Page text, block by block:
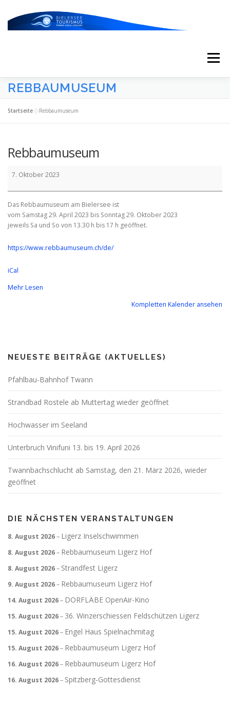
Menü
ESSEN/TRINKEN/SCHLAFEN
ÜBER UNS
REBBAUMUSEUM
Startseite »Rebbaumuseum
Rebbaumuseum
Rebbaumuseum
7. Oktober 2023
Das Rebbaumuseum am Bielersee ist
vom Samstag 29. April 2023 bis Sonntag 29. Oktober 2023
jeweils Sa und So von 13.30 h bis 17 h geöffnet.
https://www.rebbaumuseum.ch/de/
iCal
Mehr Lesen
Kompletten Kalender ansehen
NEUESTE BEITRÄGE (AKTUELLES)
Pfahlbau-Bahnhof Twann
Strandbad Rostele ab Muttertag wieder geöffnet
Hochwasser im Seeland
Unterbruch Vinifuni 13. bis 19. April 2026
Twannbachschlucht ab Samstag, den 21. März 2026, wieder
geöffnet
DIE NÄCHSTEN VERANSTALTUNGEN
8. August 2026– Ligerz Inselschwimmen
8. August 2026– Rebbaumuseum Ligerz Hof
8. August 2026– Strandfest Ligerz
9. August 2026– Rebbaumuseum Ligerz Hof
14. August 2026– DORFLÄBE OpenAir-Kino
15. August 2026– 36. Winzerschiessen Feldschützen Ligerz
15. August 2026– Engel Haus Spielnachmitag
15. August 2026– Rebbaumuseum Ligerz Hof
16. August 2026– Rebbaumuseum Ligerz Hof
16. August 2026– Spitzberg-Gottesdienst